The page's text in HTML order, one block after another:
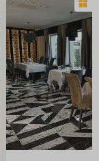
аренду
ландшафтным
по стиль.